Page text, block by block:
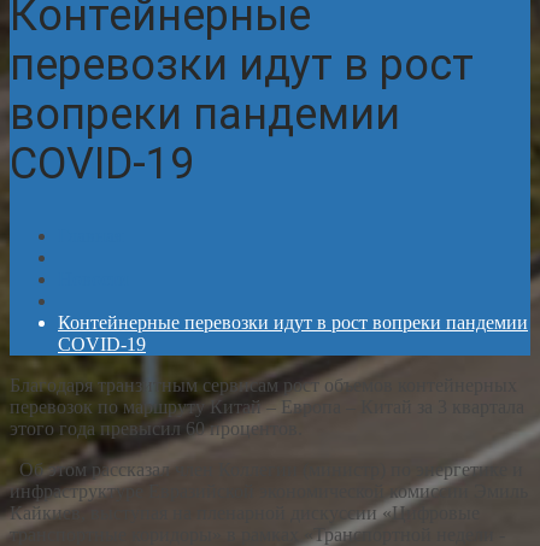
Контейнерные
перевозки идут в рост
вопреки пандемии
COVID-19
Контейнерные перевозки идут в рост вопреки пандемии
COVID-19
Благодаря транзитным сервисам рост объемов контейнерных
перевозок по маршруту Китай – Европа – Китай за 3 квартала
этого года превысил 60 процентов.
Об этом рассказал член Коллегии (министр) по энергетике и
инфраструктуре Евразийской экономической комиссии Эмиль
Кайкиев, выступая на пленарной дискуссии «Цифровые
транспортные коридоры» в рамках «Транспортной недели -